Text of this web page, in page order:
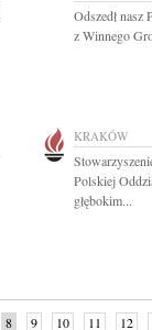
Odszedł
z Winnego
KRAKÓW
Polskiej
głębokim...
8 9 10 11 12